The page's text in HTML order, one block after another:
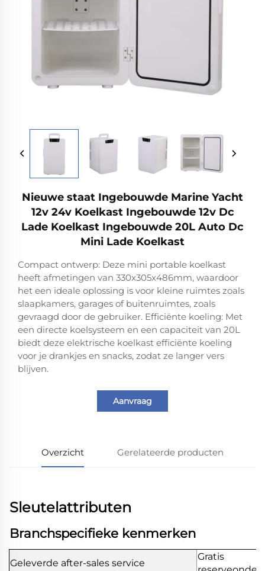
Nieuwe staat Ingebouwde Marine Yacht
12v 24v Koelkast Ingebouwde 12v Dc
Lade Koelkast Ingebouwde 20L Auto Dc
Mini Lade Koelkast
Compact ontwerp: Deze mini portable koelkast
heeft afmetingen van 330x305x486mm, waardoor
het een ideale oplossing is voor kleine ruimtes zoals
slaapkamers, garages of buitenruimtes, zoals
gevraagd door de gebruiker. Efficiënte koeling: Met
een directe koelsysteem en een capaciteit van 20L
biedt deze elektrische koelkast efficiënte koeling
voor je drankjes en snacks, zodat ze langer vers
blijven.
Aanvraag
Overzicht Gerelateerde producten
Sleutelattributen
Branchspecifieke kenmerken
Geleverde after-sales service
Gratis